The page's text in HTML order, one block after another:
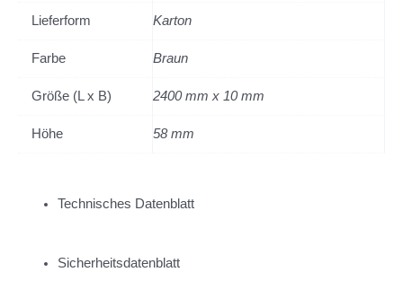
Lieferform Karton
Farbe Braun
Größe (L x B) 2400 mm x 10 mm
Höhe 58 mm
Technisches Datenblatt
Sicherheitsdatenblatt